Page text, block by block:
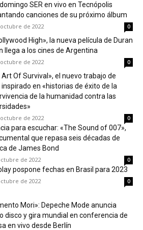
SER en vivo en Tecnópolis
canciones de su próximo álbum
de 2022 0
High», la nueva película de Duran
llega a los cines de Argentina
de 2022 0
Art Of Survival», el nuevo trabajo de
inspirado en «historias de éxito de la
de la humanidad contra las
de 2022 0
para escuchar: «The Sound of 007»,
que repasa seis décadas de
de James Bond
de 2022 0
pospone fechas en Brasil para 2023
de 2022 0
Mori»: Depeche Mode anuncia
disco y gira mundial en conferencia de
en vivo desde Berlín